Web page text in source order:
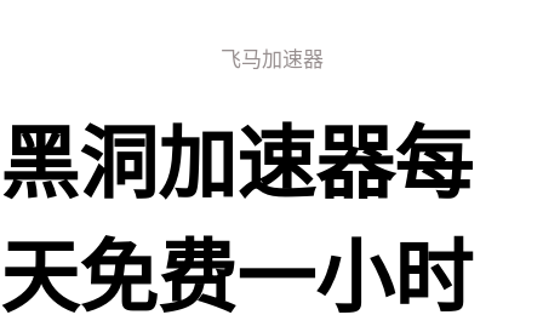
飞马加速器
黑洞加速器每
天免费一小时